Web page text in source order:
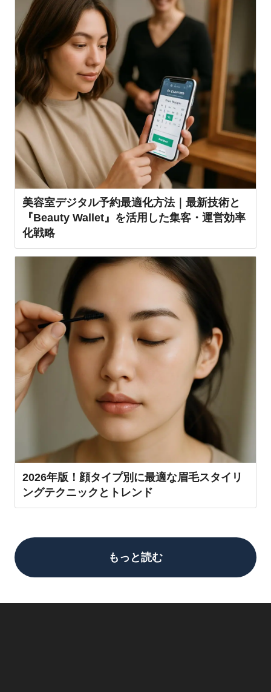
美容室デジタル予約最適化方法｜最新技術と
『Beauty Wallet』を活用した集客・運営効率
化戦略
2026年版！顔タイプ別に最適な眉毛スタイリ
ングテクニックとトレンド
もっと読む